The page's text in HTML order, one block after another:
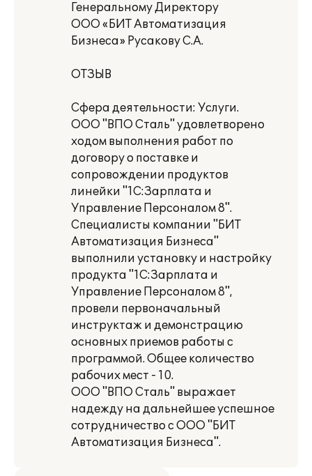
Генеральному Директору
ООО «БИТ Автоматизация
Бизнеса» Русакову С.А.
ОТЗЫВ
Сфера деятельности: Услуги.
ООО "ВПО Сталь" удовлетворено
ходом выполнения работ по
договору о поставке и
сопровождении продуктов
линейки "1С:Зарплата и
Управление Персоналом 8".
Специалисты компании "БИТ
Автоматизация Бизнеса"
выполнили установку и настройку
продукта "1С:Зарплата и
Управление Персоналом 8",
провели первоначальный
инструктаж и демонстрацию
основных приемов работы с
программой. Общее количество
рабочих мест - 10.
ООО "ВПО Сталь" выражает
надежду на дальнейшее успешное
сотрудничество с ООО "БИТ
Автоматизация Бизнеса".